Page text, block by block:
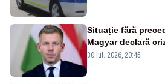
Situație fără
Magyar declară
oprirea centralei de
30 iul. 2026, 20:45